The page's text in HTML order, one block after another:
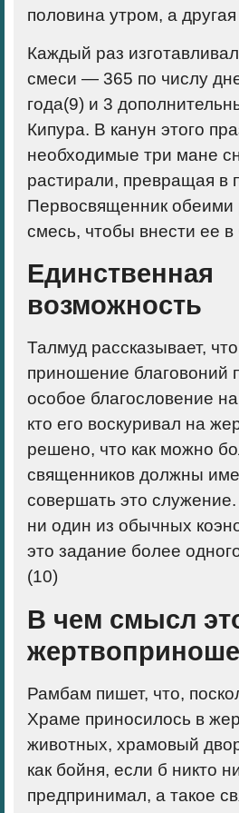
половина утром, а
Каждый раз
смеси — 365 по числу
года(9) и 3
Кипура. В канун этого
необходимые три мане
растирали, превращая в
Первосвященник обеими
смесь, чтобы внести ее
Единственная
возможность
Талмуд рассказывает,
приношение благовоний
особое благословение
кто его воскуривал на
решено, что как можно
священников должны
совершать это
ни один из обычных
это задание более
(10)
В чем смысл
Рамбам пишет, что,
Храме приносилось в
животных, храмовый
как бойня, если б никто
предпринимал, а такое